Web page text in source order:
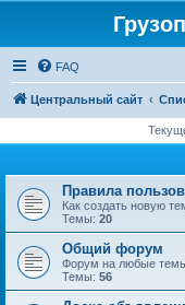
FAQ
Центральный сайт
Правила
Как создать новую
Темы: 20
Общий форум
Форум на любые
Темы: 56